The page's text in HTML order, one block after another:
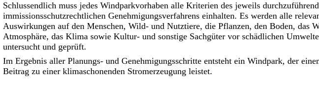
Schlussendlich muss jedes Windparkvorhaben alle Kriterien des jeweils
immissionsschutzrechtlichen Genehmigungsverfahrens einhalten. Es werden alle
Auswirkungen auf den Menschen, Wild- und Nutztiere, die Pflanzen, den Boden, das
Atmosphäre, das Klima sowie Kultur- und sonstige Sachgüter vor schädlichen
untersucht und geprüft.
Im Ergebnis aller Planungs- und Genehmigungsschritte entsteht ein Windpark, der
Beitrag zu einer klimaschonenden Stromerzeugung leistet.